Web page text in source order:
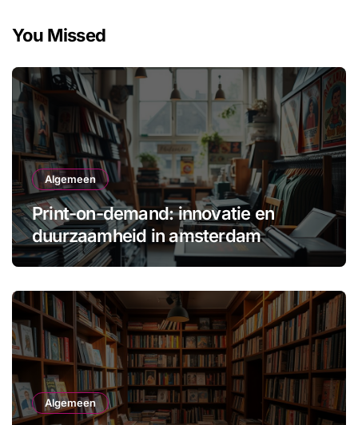
You Missed
Algemeen
Print-on-demand: innovatie en
duurzaamheid in amsterdam
Algemeen